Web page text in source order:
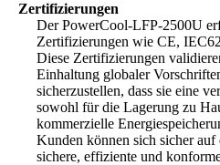
Zertifizierungen
Der PowerCool-LFP-2500U
Zertifizierungen wie CE,
Diese Zertifizierungen
Einhaltung globaler
sicherzustellen, dass sie eine
sowohl für die Lagerung zu
kommerzielle
Kunden können sich sicher
sichere, effiziente und